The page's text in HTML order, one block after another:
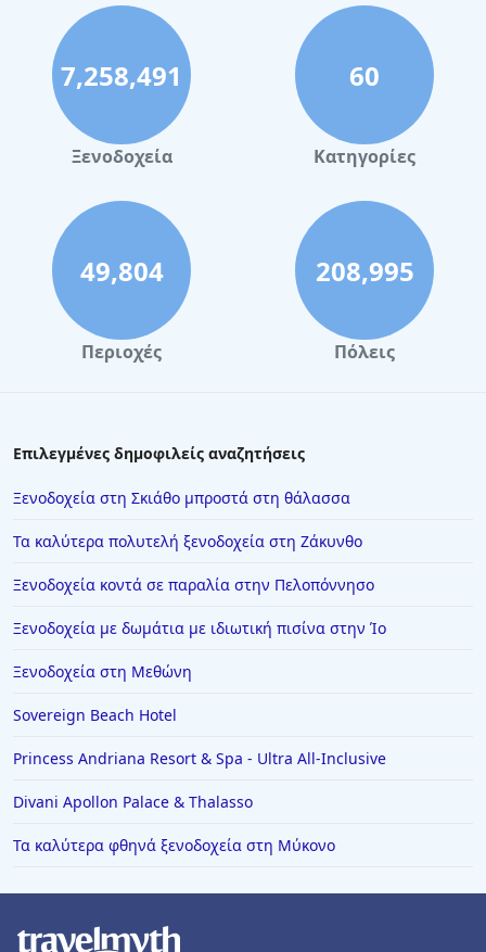
7,258,491
Ξενοδοχεία
60
Κατηγορίες
49,804
Περιοχές
208,995
Πόλεις
Επιλεγμένες δημοφιλείς αναζητήσεις
Ξενοδοχεία στη Σκιάθο μπροστά στη θάλασσα
Τα καλύτερα πολυτελή ξενοδοχεία στη Ζάκυνθο
Ξενοδοχεία κοντά σε παραλία στην Πελοπόννησο
Ξενοδοχεία με δωμάτια με ιδιωτική πισίνα στην Ίο
Ξενοδοχεία στη Μεθώνη
Sovereign Beach Hotel
Princess Andriana Resort & Spa - Ultra All-Inclusive
Divani Apollon Palace & Thalasso
Τα καλύτερα φθηνά ξενοδοχεία στη Μύκονο